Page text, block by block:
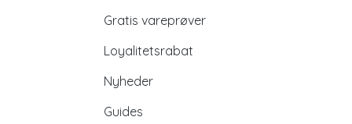
Gratis vareprøver
Loyalitetsrabat
Nyheder
Guides